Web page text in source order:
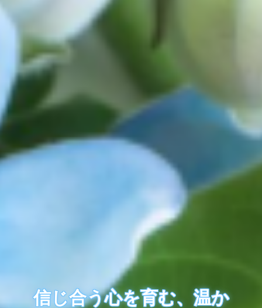
信じ合う心を育む、温か